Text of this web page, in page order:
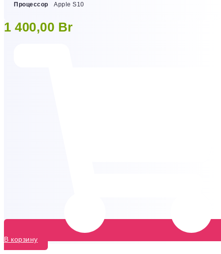
Процессор Apple S10
1 400,00 Br
В корзину